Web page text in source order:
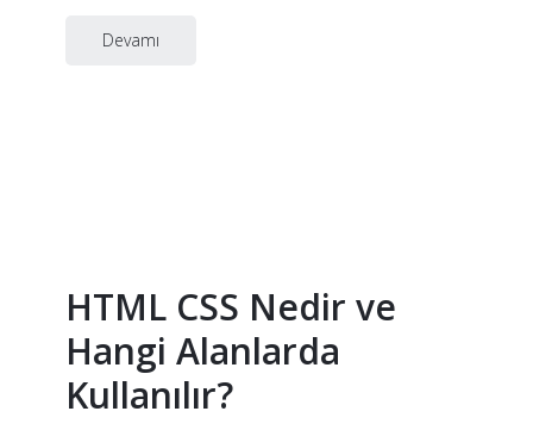
Devamı
HTML CSS Nedir ve
Hangi Alanlarda
Kullanılır?